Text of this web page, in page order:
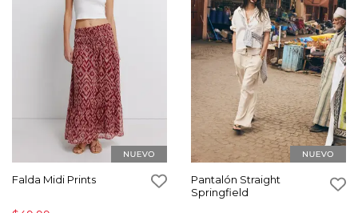
Falda Midi Prints
Pantalón Straight
Springfield